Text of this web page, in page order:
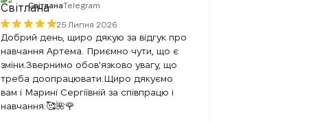
СвітланаTelegram
25 Липня 2026
Добрий день, щиро дякую за відгук про
навчання Артема. Приємно чути, що є
зміни.Звернимо обов'язково увагу, що
треба доопрацювати.Щиро дякуємо
вам і Марині Сергіївній за співпрацю і
навчання.🥰🌺🌹